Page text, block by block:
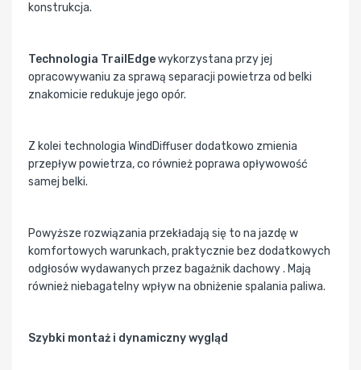
konstrukcja.
Technologia TrailEdgewykorzystana przy jej
opracowywaniu za sprawą separacji powietrza od belki
znakomicie redukuje jego opór.
Z kolei technologia WindDiffuser dodatkowo zmienia
przepływ powietrza, co również poprawa opływowość
samej belki.
Powyższe rozwiązania przekładają się to na jazdę w
komfortowych warunkach, praktycznie bez dodatkowych
odgłosów wydawanych przez bagażnik dachowy . Mają
również niebagatelny wpływ na obniżenie spalania paliwa.
Szybki montaż i dynamiczny wygląd